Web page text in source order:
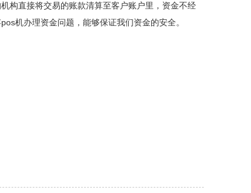
构直接将交易的账款清算至客户账户里，资金不经
机办理资金问题，能够保证我们资金的安全。